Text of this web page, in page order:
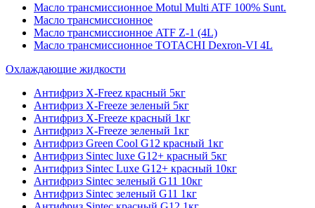
Масло трансмиссионное Motul Multi ATF 100% Sunt.
Масло трансмиссионное
Масло трансмиссионное ATF Z-1 (4L)
Масло трансмиссионное TOTACHI Dexron-VI 4L
Охлаждающие жидкости
Антифриз X-Freez красный 5кг
Антифриз X-Freeze зеленый 5кг
Антифриз X-Freeze красный 1кг
Антифриз X-Freeze зеленый 1кг
Антифриз Green Cool G12 красный 1кг
Антифриз Sintec luxe G12+ красный 5кг
Антифриз Sintec Luxe G12+ красный 10кг
Антифриз Sintec зеленый G11 10кг
Антифриз Sintec зеленый G11 1кг